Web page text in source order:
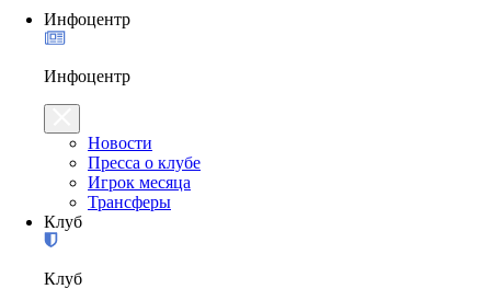
Инфоцентр
Инфоцентр
Новости
Пресса о клубе
Игрок месяца
Трансферы
Клуб
Клуб